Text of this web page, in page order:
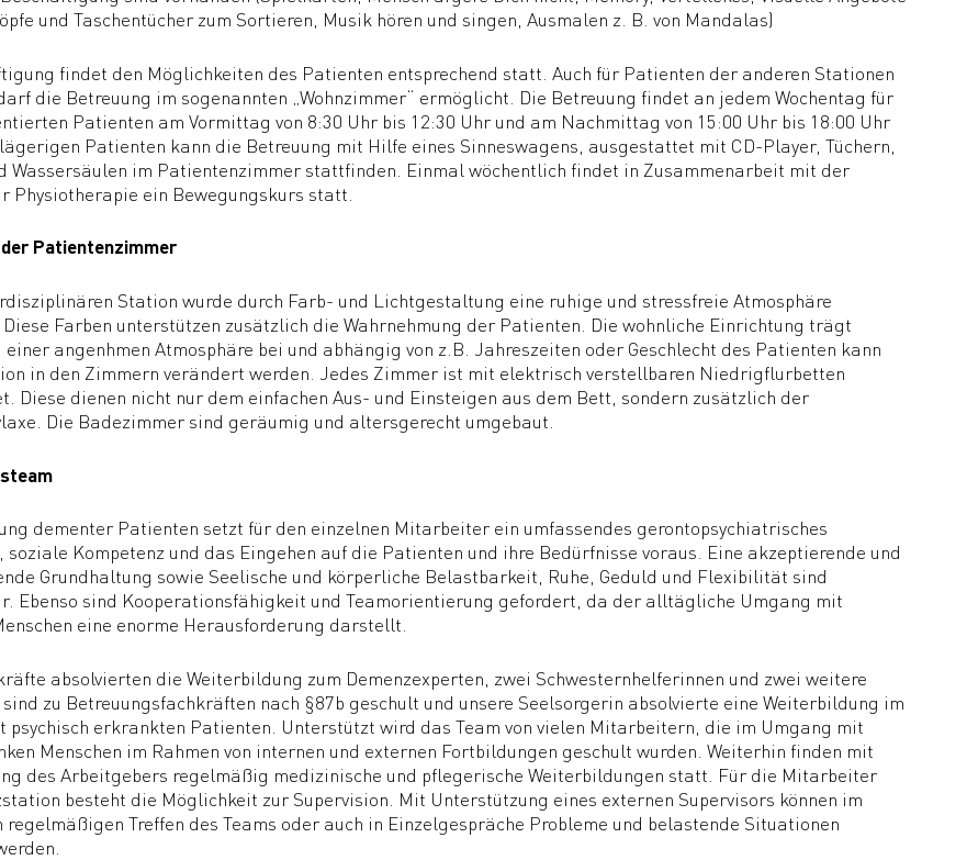
und Taschentücher zum Sortieren, Musik hören und singen, Ausmalen z. B. von Mandalas)
findet den Möglichkeiten des Patienten entsprechend statt. Auch für Patienten der anderen Stationen
die Betreuung im sogenannten „Wohnzimmer“ ermöglicht. Die Betreuung findet an jedem Wochentag für
Patienten am Vormittag von 8:30 Uhr bis 12:30 Uhr und am Nachmittag von 15:00 Uhr bis 18:00 Uhr
Patienten kann die Betreuung mit Hilfe eines Sinneswagens, ausgestattet mit CD-Player, Tüchern,
Wassersäulen im Patientenzimmer stattfinden. Einmal wöchentlich findet in Zusammenarbeit mit der
Physiotherapie ein Bewegungskurs statt.
Patientenzimmer
Station wurde durch Farb- und Lichtgestaltung eine ruhige und stressfreie Atmosphäre
Farben unterstützen zusätzlich die Wahrnehmung der Patienten. Die wohnliche Einrichtung trägt
einer angenhmen Atmosphäre bei und abhängig von z.B. Jahreszeiten oder Geschlecht des Patienten kann
in den Zimmern verändert werden. Jedes Zimmer ist mit elektrisch verstellbaren Niedrigflurbetten
Diese dienen nicht nur dem einfachen Aus- und Einsteigen aus dem Bett, sondern zusätzlich der
Die Badezimmer sind geräumig und altersgerecht umgebaut.
dementer Patienten setzt für den einzelnen Mitarbeiter ein umfassendes gerontopsychiatrisches
soziale Kompetenz und das Eingehen auf die Patienten und ihre Bedürfnisse voraus. Eine akzeptierende und
Grundhaltung sowie Seelische und körperliche Belastbarkeit, Ruhe, Geduld und Flexibilität sind
Ebenso sind Kooperationsfähigkeit und Teamorientierung gefordert, da der alltägliche Umgang mit
eine enorme Herausforderung darstellt.
absolvierten die Weiterbildung zum Demenzexperten, zwei Schwesternhelferinnen und zwei weitere
zu Betreuungsfachkräften nach §87b geschult und unsere Seelsorgerin absolvierte eine Weiterbildung im
psychisch erkrankten Patienten. Unterstützt wird das Team von vielen Mitarbeitern, die im Umgang mit
Menschen im Rahmen von internen und externen Fortbildungen geschult wurden. Weiterhin finden mit
des Arbeitgebers regelmäßig medizinische und pflegerische Weiterbildungen statt. Für die Mitarbeiter
besteht die Möglichkeit zur Supervision. Mit Unterstützung eines externen Supervisors können im
regelmäßigen Treffen des Teams oder auch in Einzelgespräche Probleme und belastende Situationen